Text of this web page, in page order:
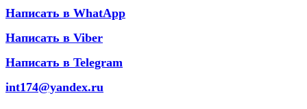
Написать в WhatApp
Написать в Viber
Написать в Telegram
int174@yandex.ru